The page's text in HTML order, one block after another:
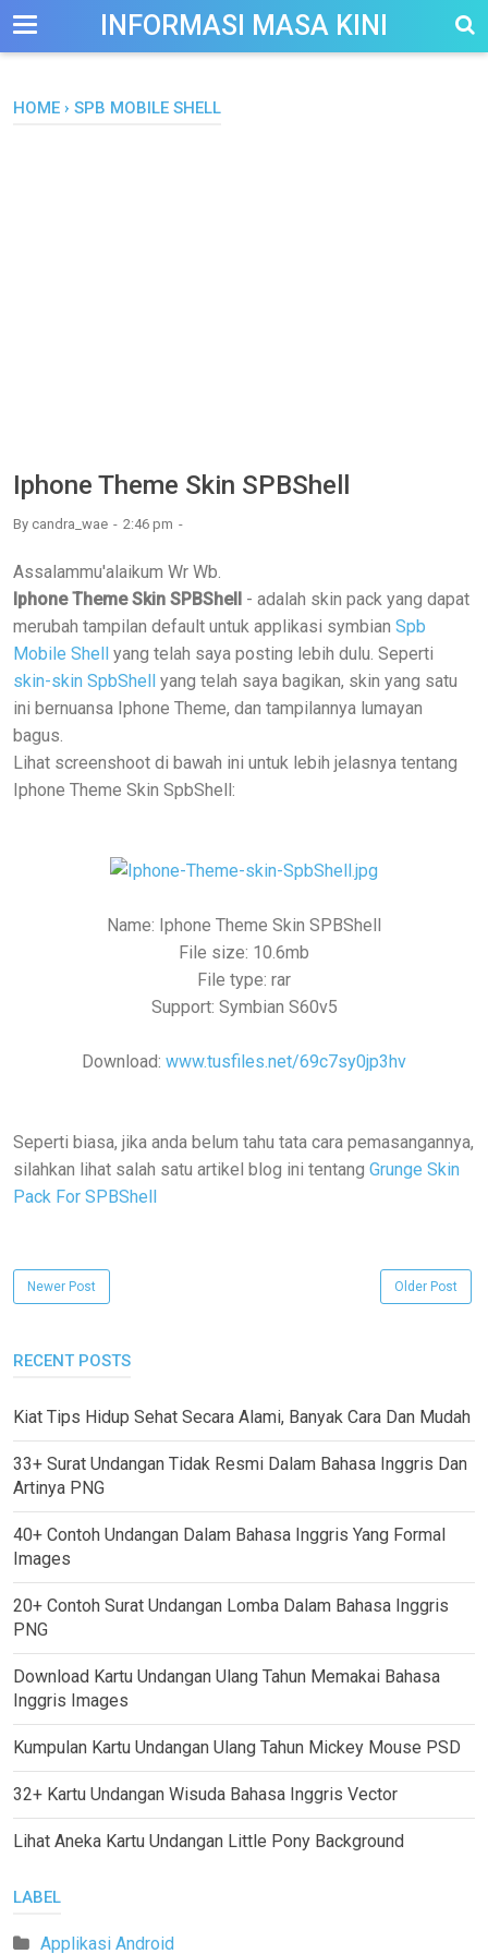
--> INFORMASI MASA KINI
HOME › SPB MOBILE SHELL
Iphone Theme Skin SPBShell
By candra_wae 2:46 pm
Assalammu'alaikum Wr Wb.
Iphone Theme Skin SPBShell - adalah skin pack yang dapat
merubah tampilan default untuk applikasi symbian Spb
Mobile Shell yang telah saya posting lebih dulu. Seperti
skin-skin SpbShell yang telah saya bagikan, skin yang satu
ini bernuansa Iphone Theme, dan tampilannya lumayan
bagus.
Lihat screenshoot di bawah ini untuk lebih jelasnya tentang
Iphone Theme Skin SpbShell:
Name: Iphone Theme Skin SPBShell
File size: 10.6mb
File type: rar
Support: Symbian S60v5
Download: www.tusfiles.net/69c7sy0jp3hv
Seperti biasa, jika anda belum tahu tata cara pemasangannya,
silahkan lihat salah satu artikel blog ini tentang Grunge Skin
Pack For SPBShell
Newer Post Older Post
RECENT POSTS
Kiat Tips Hidup Sehat Secara Alami, Banyak Cara Dan Mudah
33+ Surat Undangan Tidak Resmi Dalam Bahasa Inggris Dan
Artinya PNG
40+ Contoh Undangan Dalam Bahasa Inggris Yang Formal
Images
20+ Contoh Surat Undangan Lomba Dalam Bahasa Inggris
PNG
Download Kartu Undangan Ulang Tahun Memakai Bahasa
Inggris Images
Kumpulan Kartu Undangan Ulang Tahun Mickey Mouse PSD
32+ Kartu Undangan Wisuda Bahasa Inggris Vector
Lihat Aneka Kartu Undangan Little Pony Background
LABEL
Applikasi Android